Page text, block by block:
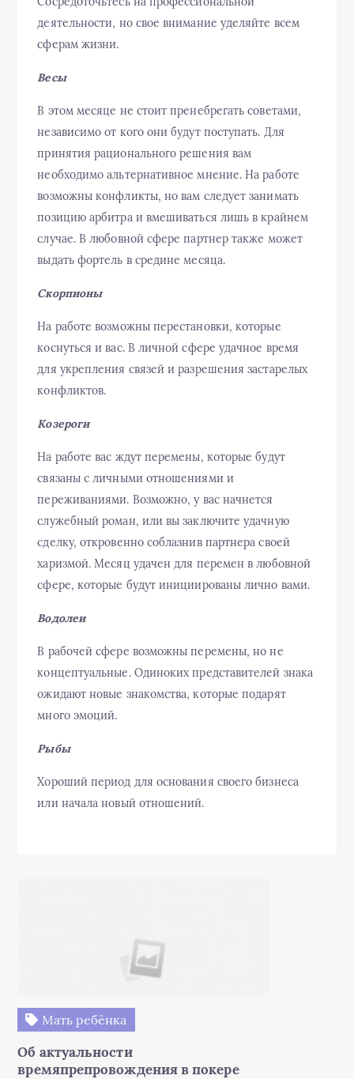
деятельности, но свое внимание уделяйте всем
сферам жизни.
Весы
В этом месяце не стоит пренебрегать советами,
независимо от кого они будут поступать. Для
принятия рационального решения вам
необходимо альтернативное мнение. На работе
возможны конфликты, но вам следует занимать
позицию арбитра и вмешиваться лишь в крайнем
случае. В любовной сфере партнер также может
выдать фортель в средине месяца.
Скорпионы
На работе возможны перестановки, которые
коснуться и вас. В личной сфере удачное время
для укрепления связей и разрешения застарелых
конфликтов.
Козероги
На работе вас ждут перемены, которые будут
связаны с личными отношениями и
переживаниями. Возможно, у вас начнется
служебный роман, или вы заключите удачную
сделку, откровенно соблазнив партнера своей
харизмой. Месяц удачен для перемен в любовной
сфере, которые будут инициированы лично вами.
Водолеи
В рабочей сфере возможны перемены, но не
концептуальные. Одиноких представителей знака
ожидают новые знакомства, которые подарят
много эмоций.
Рыбы
Хороший период для основания своего бизнеса
или начала новый отношений.
Мать ребёнка
Об актуальности
времяпрепровождения в покере